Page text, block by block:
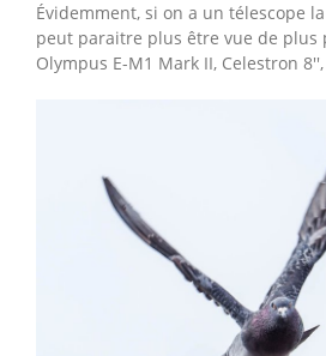
Évidemment, si on a un télescope
peut paraitre plus être vue de plus
Olympus E-M1 Mark II, Celestron